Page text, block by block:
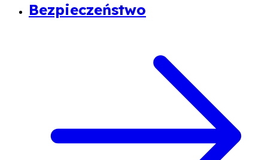
Bezpieczeństwo